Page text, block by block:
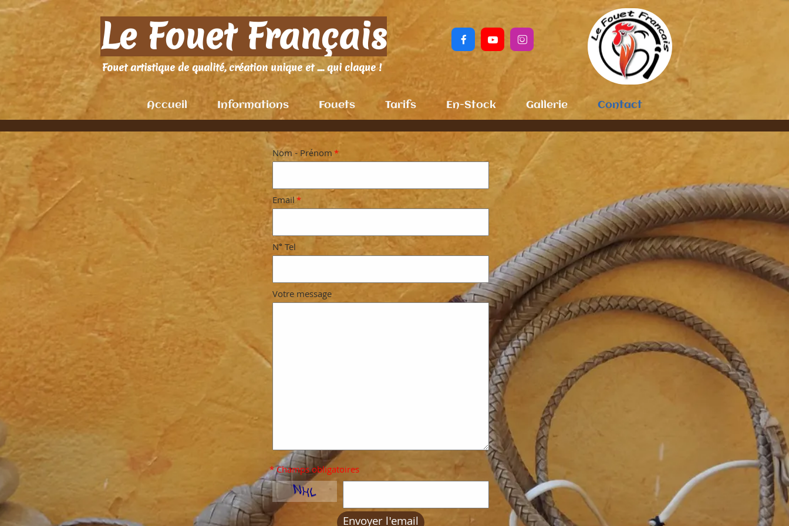
Accueil Informations Fouets Tarifs En-Stock Gallerie Contact
Le Fouet Français
Fouet artistique de qualité, création unique et .... qui claque !
  
Nom - Prénom*
Email*
N° Tel
Votre message
* Champs obligatoires